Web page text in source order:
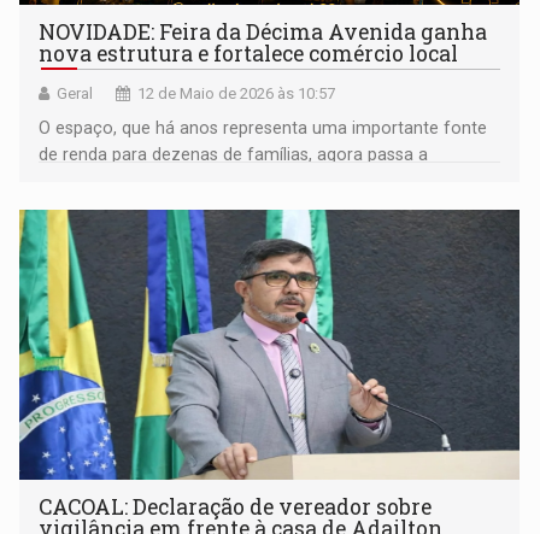
NOVIDADE: Feira da Décima Avenida ganha
nova estrutura e fortalece comércio local
Geral 12 de Maio de 2026 às 10:57
O espaço, que há anos representa uma importante fonte
de renda para dezenas de famílias, agora passa a
feirantes e consumidores
CACOAL: Declaração de vereador sobre
vigilância em frente à casa de Adailton